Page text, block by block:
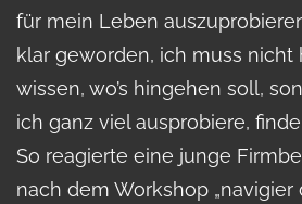
für mein Leben
klar geworden, ich muss nicht
wissen, wo’s hingehen soll,
ich ganz viel ausprobiere,
So reagierte eine junge
nach dem Workshop „navigier